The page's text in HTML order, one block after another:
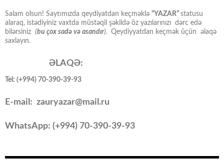
Salam olsun! Saytımızda qeydiyatdan keçməklə “YAZAR” statusu
alaraq, istədiyiniz vaxtda müstəqil şəkildə öz yazılarınızı dərc edə
bilərsiniz (bu çox sadə və asandır). Qeydiyyatdan keçmək üçün əlaqə
saxlayın.
ƏLAQƏ:
Tel: (+994) 70-390-39-93
E-mail: zauryazar@mail.ru
WhatsApp: (+994) 70-390-39-93